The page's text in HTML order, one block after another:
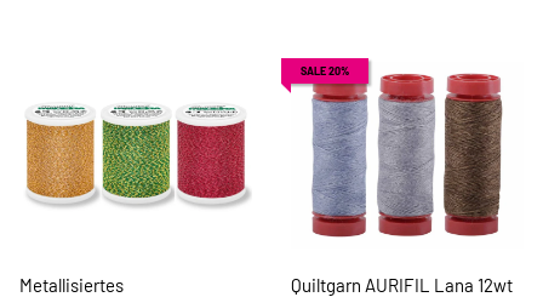
Metallisiertes
SALE 20%
Quiltgarn AURIFIL Lana 12wt